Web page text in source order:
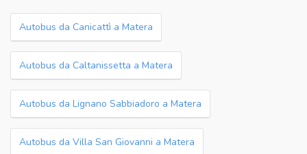
Autobus da Canicattì a Matera
Autobus da Caltanissetta a Matera
Autobus da Lignano Sabbiadoro a Matera
Autobus da Villa San Giovanni a Matera